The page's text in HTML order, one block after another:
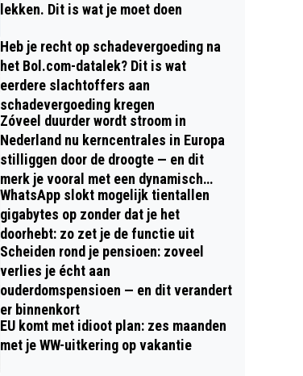
lekken. Dit is wat je moet doen
Heb je recht op schadevergoeding na
het Bol.com-datalek? Dit is wat
eerdere slachtoffers aan
schadevergoeding kregen
Zóveel duurder wordt stroom in
Nederland nu kerncentrales in Europa
stilliggen door de droogte — en dit
merk je vooral met een dynamisch
contract
WhatsApp slokt mogelijk tientallen
gigabytes op zonder dat je het
doorhebt: zo zet je de functie uit
Scheiden rond je pensioen: zoveel
verlies je écht aan
ouderdomspensioen — en dit verandert
er binnenkort
EU komt met idioot plan: zes maanden
met je WW-uitkering op vakantie